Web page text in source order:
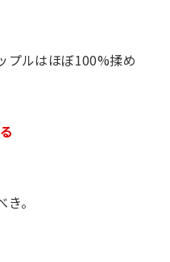
プルはほぼ100%揉め
。